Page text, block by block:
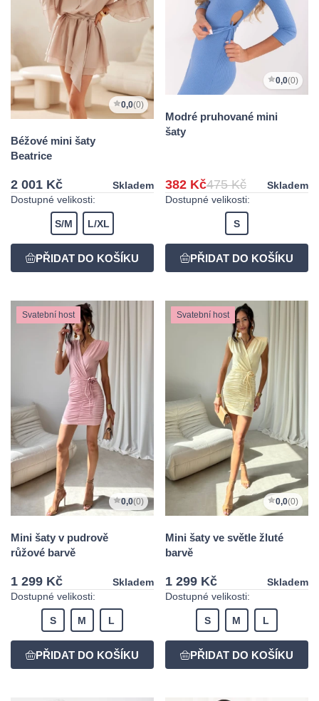
0,0(0)
Béžové mini šaty
Beatrice
2 001 Kč
Skladem
Dostupné velikosti:
S/M L/XL
0,0(0)
Modré pruhované mini
šaty
382 Kč475 Kč
Skladem
Dostupné velikosti:
S
Svatební host
0,0(0)
Mini šaty v pudrově
růžové barvě
1 299 Kč
Skladem
Dostupné velikosti:
S M L
Svatební host
0,0(0)
Mini šaty ve světle žluté
barvě
1 299 Kč
Skladem
Dostupné velikosti:
S M L